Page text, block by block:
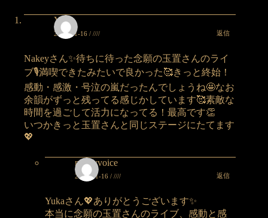
Yuka
2024-11-16 / //// 返信
Nakeyさん✨待ちに待った念願の玉置さんのライ
ブ🎙️満喫できたみたいで良かった🥰きっと終始！
感動・感激・号泣の嵐だったんでしょうね🤩なお
余韻がずっと残ってる感じかしています🥰素敵な
時間を過ごして活力になってる！最高です👏
いつかきっと玉置さんと同じステージにたてます
💖
nakeyvoice
2024-11-16 / //// 返信
Yukaさん💖ありがとうございます✨
本当に念願の玉置さんのライブ、感動と感